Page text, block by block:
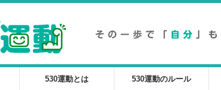
530運動とは 530運動のルール